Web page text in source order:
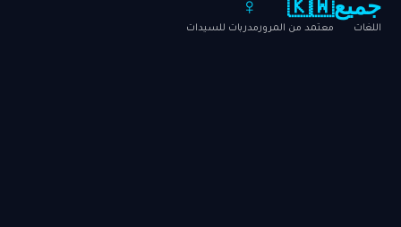
جميع
اللغات
🇰🇼
معتمد من المرور
♀️
مدربات للسيدات